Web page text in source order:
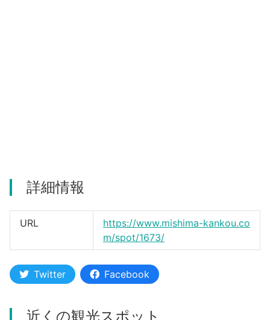
詳細情報
URL
https://www.mishima-kankou.co
m/spot/1673/
Twitter Facebook
近くの観光スポット